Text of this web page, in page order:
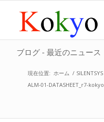
ブログ - 最近のニュース
現在位置: ホーム / SILENTSYS
ALM-01-DATASHEET_r7-kokyo